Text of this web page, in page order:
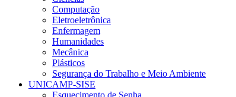
Computação
Eletroeletrônica
Enfermagem
Humanidades
Mecânica
Plásticos
Segurança do Trabalho e Meio Ambiente
UNICAMP-SISE
Esquecimento de Senha